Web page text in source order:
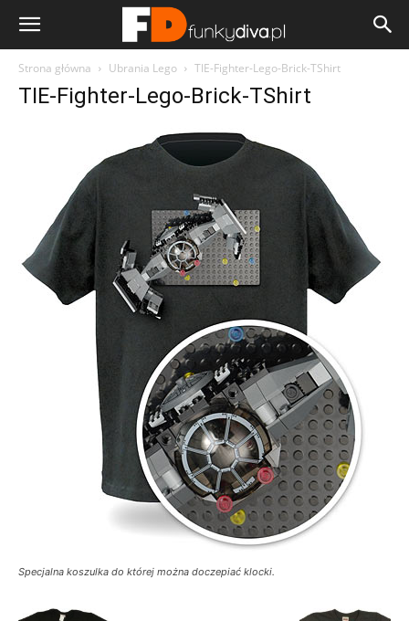
Strona główna Ubrania Lego TIE-Fighter-Lego-Brick-TShirt
TIE-Fighter-Lego-Brick-TShirt
Specjalna koszulka do której można doczepiać klocki.